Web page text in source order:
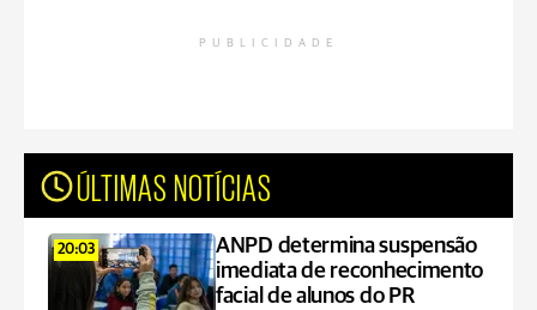
PUBLICIDADE
ÚLTIMAS NOTÍCIAS
20:03
ANPD determina suspensão
imediata de reconhecimento
facial de alunos do PR